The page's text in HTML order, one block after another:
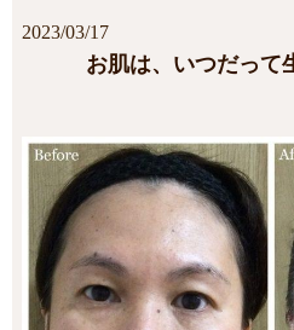
2023/03/17
お肌は、いつだっ